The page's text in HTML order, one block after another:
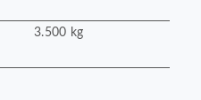
3.500 kg